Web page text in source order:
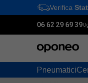
Verifica
06 62 29 69 39
Pneumatici